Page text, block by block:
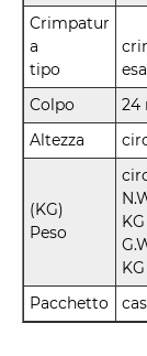
Crimpatur
a
tipo
Colpo 24
Altezza
(KG)
Peso
KG
KG
Pacchetto